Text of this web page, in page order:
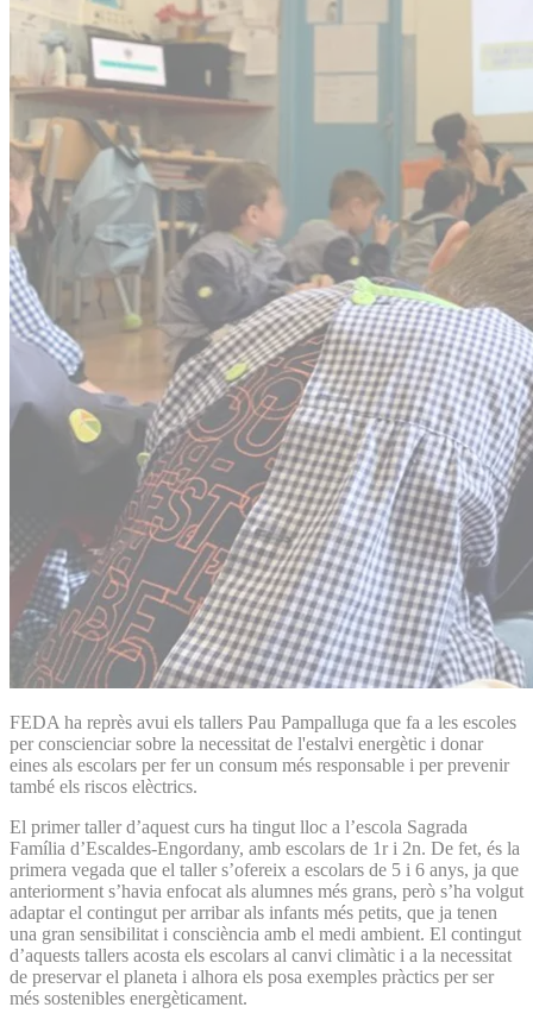
FEDA ha reprès avui els tallers Pau Pampalluga que fa a les escoles
per conscienciar sobre la necessitat de l'estalvi energètic i donar
eines als escolars per fer un consum més responsable i per prevenir
també els riscos elèctrics.
El primer taller d’aquest curs ha tingut lloc a l’escola Sagrada
Família d’Escaldes-Engordany, amb escolars de 1r i 2n. De fet, és la
primera vegada que el taller s’ofereix a escolars de 5 i 6 anys, ja que
anteriorment s’havia enfocat als alumnes més grans, però s’ha volgut
adaptar el contingut per arribar als infants més petits, que ja tenen
una gran sensibilitat i consciència amb el medi ambient. El contingut
d’aquests tallers acosta els escolars al canvi climàtic i a la necessitat
de preservar el planeta i alhora els posa exemples pràctics per ser
més sostenibles energèticament.